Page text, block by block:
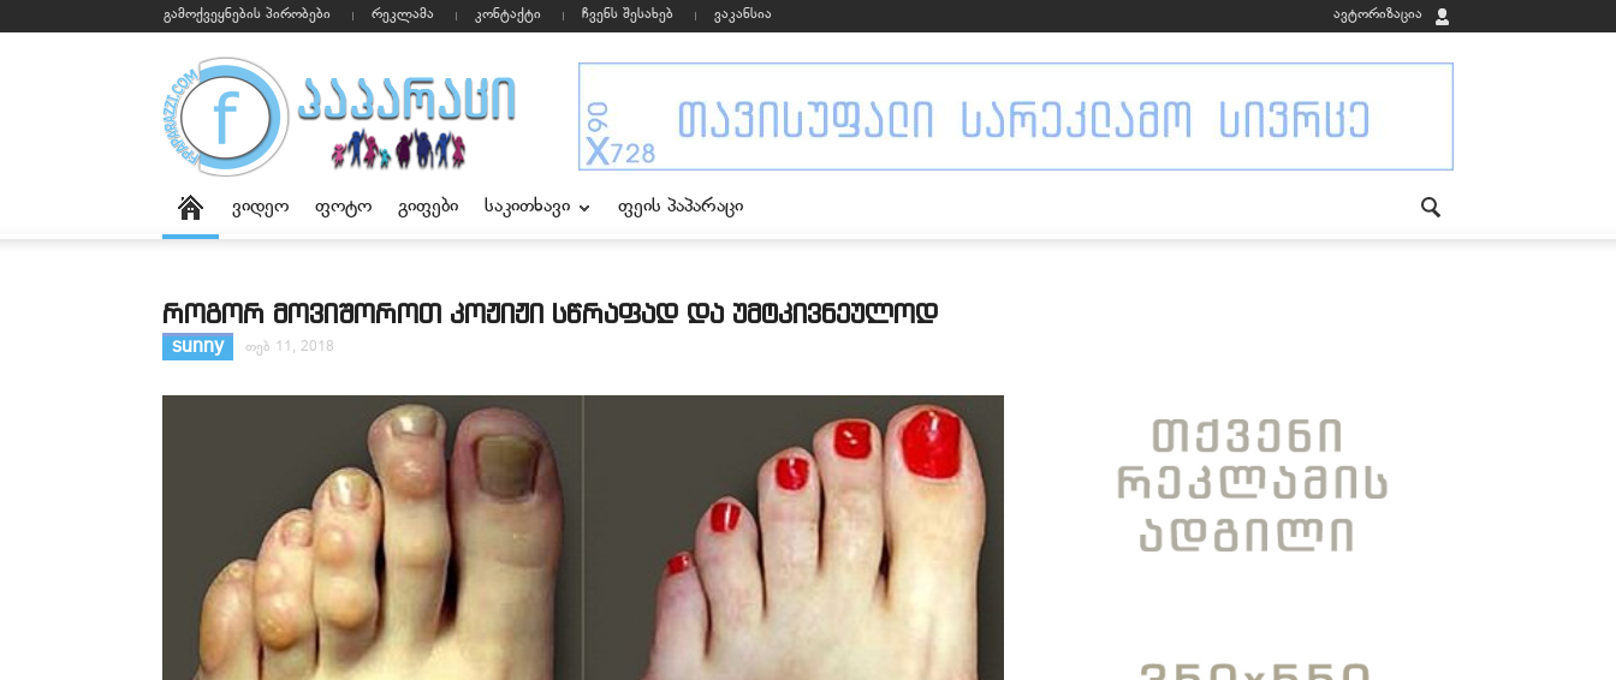
გამოქვეყნების პირობები რეკლამა კონტაქტი ჩვენს შესახებ ვაკანსია ავტორიზაცია
ვიდეო ფოტო გიფები საკითხავი ფეის პაპარაცი
როგორ მოვიშოროთ კოჟიჟი სწრაფად და უმტკივნეულოდ
sunny თებ 11, 2018